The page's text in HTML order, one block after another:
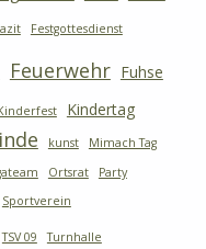
Festgottesdienst
Feuerwehr Fuhse
Kindertag
kunst Mimach Tag
Ortsrat
Party
Sportverein
TSV 09 Turnhalle